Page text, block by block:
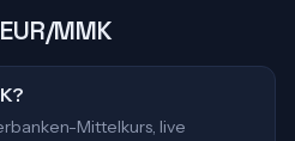
MMK
Mittelkurs, live